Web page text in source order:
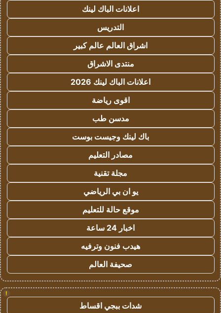
اعلانات الباك لينك
التدريس
اشراق العالم عالم كبير
منتدى الاشراق
اعلانات الباك لينك 2026
اقوى رياضة
مدسن طب
باك لينك وجيست بوست
مصادر التعليم
مجلة تقنية
يو ان بي الرياضي
موقع حالة للتعليم
اخبار 24 ساعة
هيدب فنون وترفيه
صحيفة العالم
!
شدات ببجي اقساط